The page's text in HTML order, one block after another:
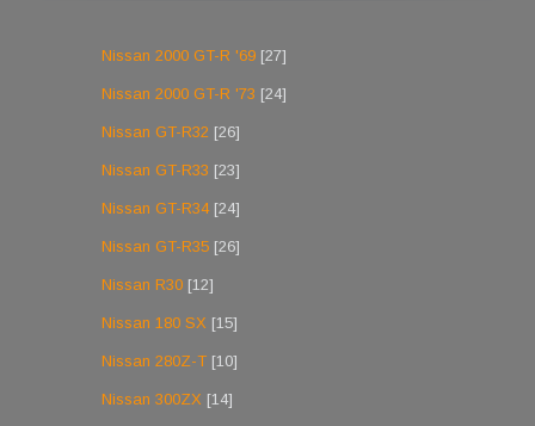
Nissan 2000 GT-R '69 [27]
Nissan 2000 GT-R '73 [24]
Nissan GT-R32 [26]
Nissan GT-R33 [23]
Nissan GT-R34 [24]
Nissan GT-R35 [26]
Nissan R30 [12]
Nissan 180 SX [15]
Nissan 280Z-T [10]
Nissan 300ZX [14]